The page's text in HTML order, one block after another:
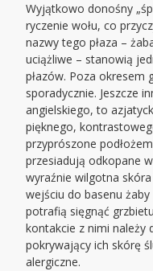
Wyjątkowo donośny
ryczenie wołu, co
nazwy tego płaza –
uciążliwe – stanowią
płazów. Poza okresem
sporadycznie. Jeszcze
angielskiego, to
pięknego,
przyprószone
przesiadują odkopane
wyraźnie wilgotna
wejściu do basenu
potrafią sięgnąć
kontakcie z nimi należy
pokrywający ich skórę
alergiczne.